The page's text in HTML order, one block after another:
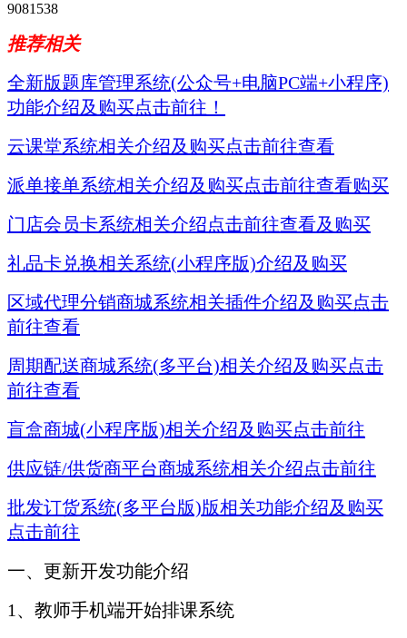
9081538
推荐相关
全新版题库管理系统(公众号+电脑PC端+小程序)
功能介绍及购买点击前往！
云课堂系统相关介绍及购买点击前往查看
派单接单系统相关介绍及购买点击前往查看购买
门店会员卡系统相关介绍点击前往查看及购买
礼品卡兑换相关系统(小程序版)介绍及购买
区域代理分销商城系统相关插件介绍及购买点击
前往查看
周期配送商城系统(多平台)相关介绍及购买点击
前往查看
盲盒商城(小程序版)相关介绍及购买点击前往
供应链/供货商平台商城系统相关介绍点击前往
批发订货系统(多平台版)版相关功能介绍及购买
点击前往
一、更新开发功能介绍
1、教师手机端开始排课系统